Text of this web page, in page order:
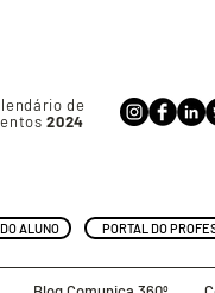
de
2024
ALUNO PORTAL DO